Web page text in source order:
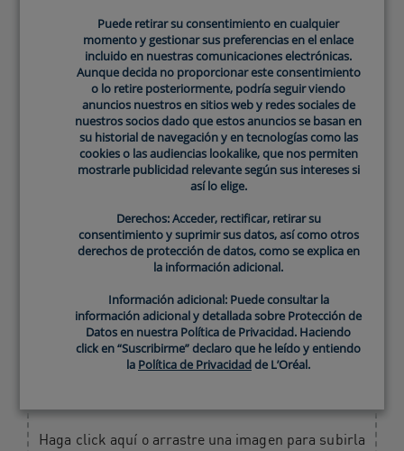
Puede retirar su consentimiento en cualquier
momento y gestionar sus preferencias en el enlace
incluido en nuestras comunicaciones electrónicas.
Aunque decida no proporcionar este consentimiento
o lo retire posteriormente, podría seguir viendo
anuncios nuestros en sitios web y redes sociales de
nuestros socios dado que estos anuncios se basan en
su historial de navegación y en tecnologías como las
cookies o las audiencias lookalike, que nos permiten
mostrarle publicidad relevante según sus intereses si
así lo elige.
Derechos: Acceder, rectificar, retirar su
consentimiento y suprimir sus datos, así como otros
derechos de protección de datos, como se explica en
la información adicional.
Información adicional: Puede consultar la
información adicional y detallada sobre Protección de
Datos en nuestra Política de Privacidad. Haciendo
click en “Suscribirme” declaro que he leído y entiendo
la Política de Privacidadde L’Oréal.
Haga click aquí o arrastre una imagen para subirla
Puede retirar su consentimiento en cualquier
momento y gestionar sus preferencias en el enlace
incluido en nuestras comunicaciones electrónicas.
Aunque decida no proporcionar este consentimiento
o lo retire posteriormente, podría seguir viendo
anuncios nuestros en sitios web y redes sociales de
nuestros socios dado que estos anuncios se basan en
su historial de navegación y en tecnologías como las
cookies o las audiencias lookalike, que nos permiten
mostrarle publicidad relevante según sus intereses si
así lo elige.
Derechos: Acceder, rectificar, retirar su
consentimiento y suprimir sus datos, así como otros
derechos de protección de datos, como se explica en
la información adicional.
Información adicional: Puede consultar la
información adicional y detallada sobre Protección de
Datos en nuestra Política de Privacidad. Haciendo
click en “Suscribirme” declaro que he leído y entiendo
la Política de Privacidadde L’Oréal.